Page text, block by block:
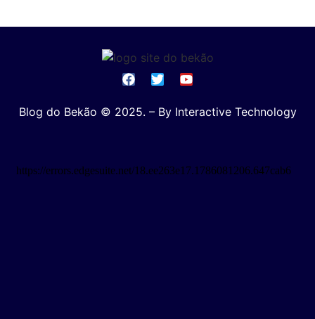
Blog do Bekão © 2025. – By Interactive Technology